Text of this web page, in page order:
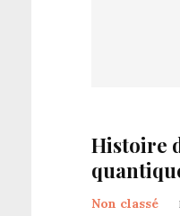
Histoire
Non classé